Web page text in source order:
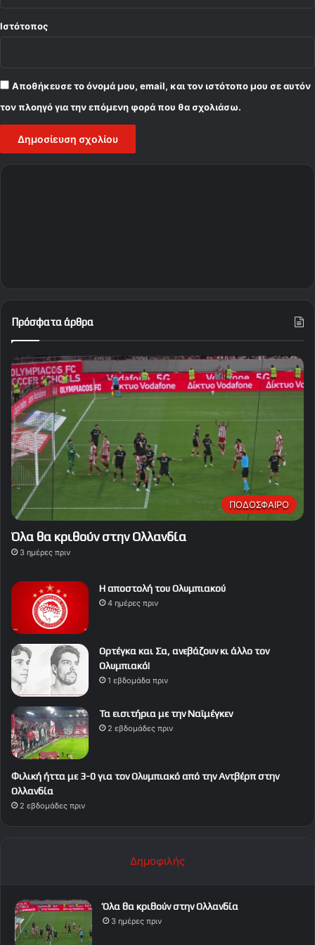
Ιστότοπος
Αποθήκευσε το όνομά μου, email, και τον ιστότοπο μου σε αυτόν
τον πλοηγό για την επόμενη φορά που θα σχολιάσω.
Πρόσφατα άρθρα
ΠΟΔΟΣΦΑΙΡΟ
Όλα θα κριθούν στην Ολλανδία
3 ημέρες πριν
Η αποστολή του Ολυμπιακού
4 ημέρες πριν
Ορτέγκα και Σα, ανεβάζουν κι άλλο τον
Ολυμπιακό!
1 εβδομάδα πριν
Τα εισιτήρια με την Ναϊμέγκεν
2 εβδομάδες πριν
Φιλική ήττα με 3-0 για τον Ολυμπιακό από την Αντβέρπ στην
Ολλανδία
2 εβδομάδες πριν
Δημοφιλής
Όλα θα κριθούν στην Ολλανδία
3 ημέρες πριν